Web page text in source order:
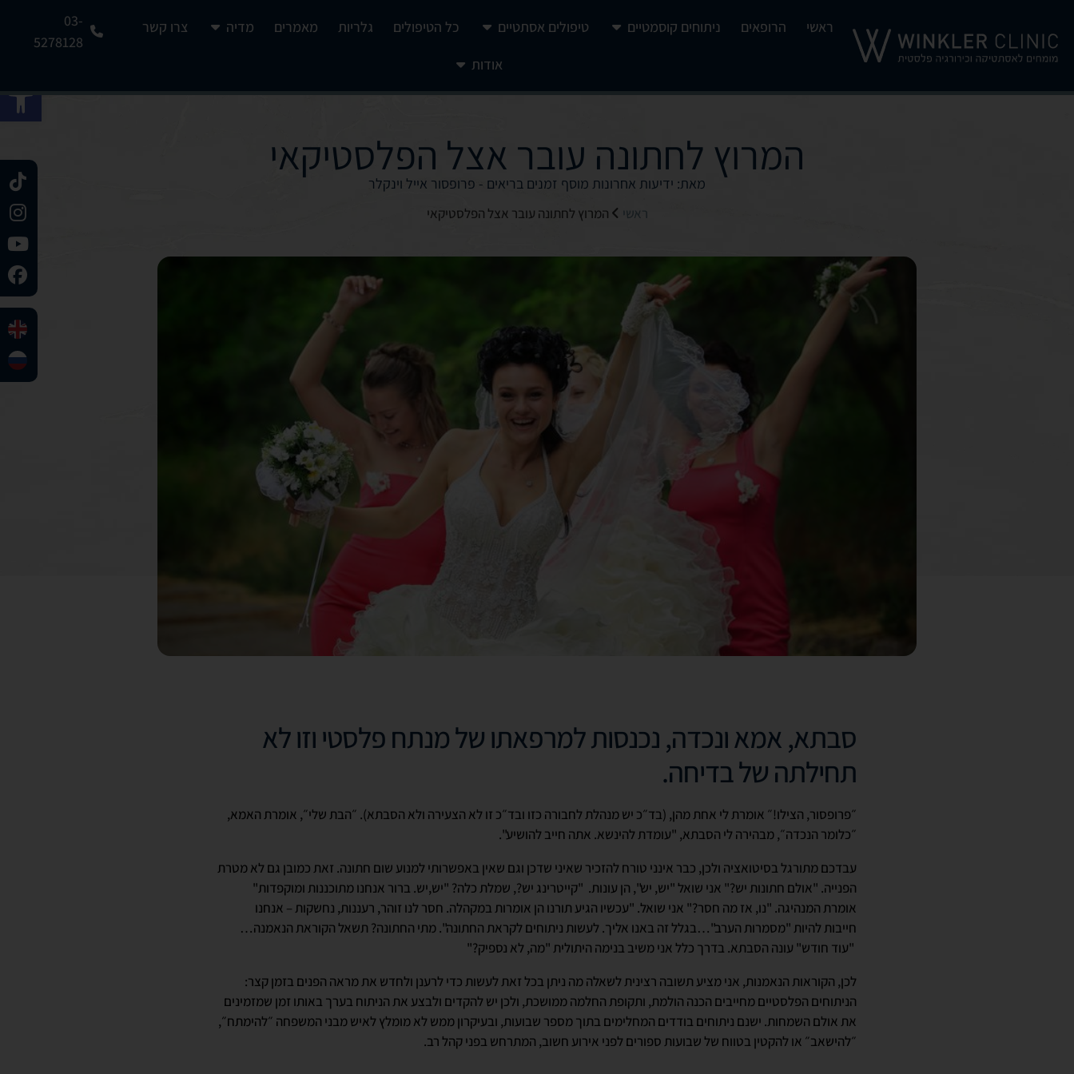
ראשי הרופאים ניתוחים קוסמטיים טיפולים אסתטיים כל הטיפולים גלריות מאמרים מדיה צרו קשר
אודות
03-
5278128
המרוץ לחתונה עובר אצל הפלסטיקאי
מאת: ידיעות אחרונות מוסף זמנים בריאים - פרופסור אייל וינקלר
ראשי המרוץ לחתונה עובר אצל הפלסטיקאי
סבתא, אמא ונכדה, נכנסות למרפאתו של מנתח פלסטי וזו לא
תחילתה של בדיחה.
״פרופסור, הצילו!״ אומרת לי אחת מהן, (בד״כ יש מנהלת לחבורה כזו ובד״כ זו לא הצעירה ולא הסבתא). ״הבת שלי״, אומרת האמא,
״כלומר הנכדה״, מבהירה לי הסבתא, "עומדת להינשא. אתה חייב להושיע".
עבדכם מתורגל בסיטואציה ולכן, כבר אינני טורח להזכיר שאיני שדכן וגם שאין באפשרותי למנוע שום חתונה. זאת כמובן גם לא מטרת
הפנייה. "אולם חתונות יש?" אני שואל "יש, יש", הן עונות. "קייטרינג יש?, שמלת כלה? "יש,יש. ברור אנחנו מתוכננות ומוקפדות"
אומרת המנהיגה. "נו, אז מה חסר?" אני שואל. "עכשיו הגיע תורנו הן אומרות במקהלה. חסר לנו זוהר, רעננות, נחשקות – אנחנו
חייבות להיות "מסמרות הערב"…בגלל זה באנו אליך. לעשות ניתוחים לקראת החתונה". מתי החתונה? תשאל הקוראת הנאמנה…
"עוד חודש" עונה הסבתא. בדרך כלל אני משיב בנימה היתולית "מה, לא נספיק?"
לכן, הקוראות הנאמנות, אני מציע תשובה רצינית לשאלה מה ניתן בכל זאת לעשות כדי לרענן ולחדש את מראה הפנים בזמן קצר:
הניתוחים הפלסטיים מחייבים הכנה הולמת, ותקופת החלמה ממושכת, ולכן יש להקדים ולבצע את הניתוח בערך באותו זמן שמזמינים
את אולם השמחות. ישנם ניתוחים בודדים המחלימים בתוך מספר שבועות, ובעיקרון ממש לא מומלץ לאיש מבני המשפחה ״להימתח״,
״להישאב״ או להקטין בטווח של שבועות ספורים לפני אירוע חשוב, המתרחש בפני קהל רב.